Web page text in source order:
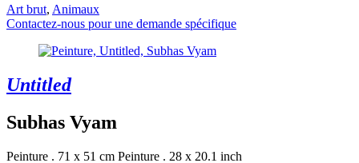
Art brut, Animaux
Contactez-nous pour une demande spécifique
Untitled
Subhas Vyam
Peinture . 71 x 51 cm Peinture . 28 x 20.1 inch